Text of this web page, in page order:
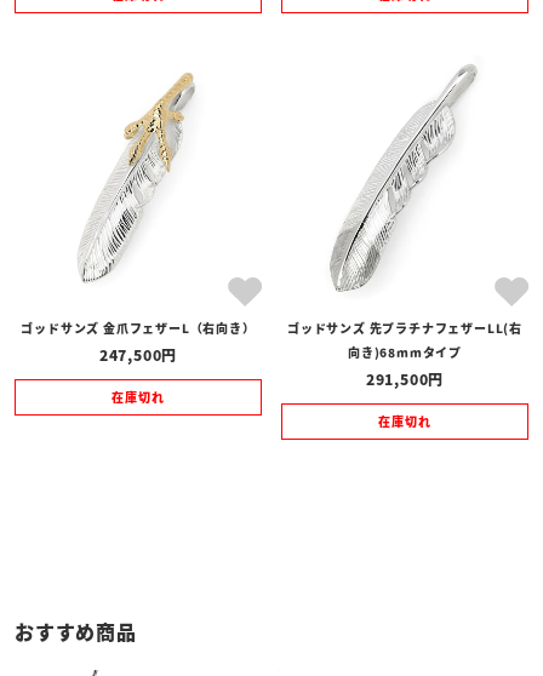
ゴッドサンズ 金爪フェザーL（右向き）
247,500
在庫切れ
ゴッドサンズ 先プラチナフェザーLL(右
向き)68mmタイプ
291,500
在庫切れ
おすすめ商品